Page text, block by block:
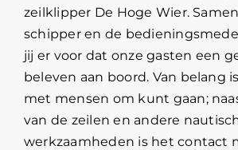
zeilklipper De Hoge Wier.
schipper en de
jij er voor dat onze gasten een
beleven aan boord. Van belang
met mensen om kunt gaan;
van de zeilen en andere
werkzaamheden is het contact